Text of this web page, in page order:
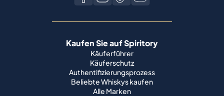
Kaufen Sie auf Spiritory
Käuferführer
Käuferschutz
Authentifizierungsprozess
Beliebte Whiskys kaufen
Alle Marken